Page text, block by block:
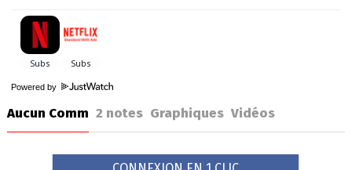
Powered by
Aucun Comm 2notes Graphiques Vidéos